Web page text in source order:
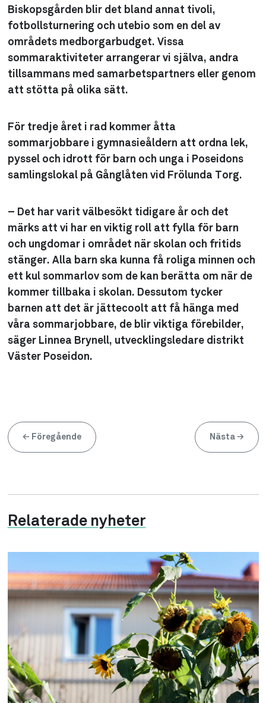
Biskopsgården blir det bland annat tivoli,
fotbollsturnering och utebio som en del av
områdets medborgarbudget. Vissa
sommaraktiviteter arrangerar vi själva, andra
tillsammans med samarbetspartners eller genom
att stötta på olika sätt.
För tredje året i rad kommer åtta
sommarjobbare i gymnasieåldern att ordna lek,
pyssel och idrott för barn och unga i Poseidons
samlingslokal på Gånglåten vid Frölunda Torg.
– Det har varit välbesökt tidigare år och det
märks att vi har en viktig roll att fylla för barn
och ungdomar i området när skolan och fritids
stänger. Alla barn ska kunna få roliga minnen och
ett kul sommarlov som de kan berätta om när de
kommer tillbaka i skolan. Dessutom tycker
barnen att det är jättecoolt att få hänga med
våra sommarjobbare, de blir viktiga förebilder,
säger Linnea Brynell, utvecklingsledare distrikt
Väster Poseidon.
← Föregående Nästa →
Relaterade nyheter